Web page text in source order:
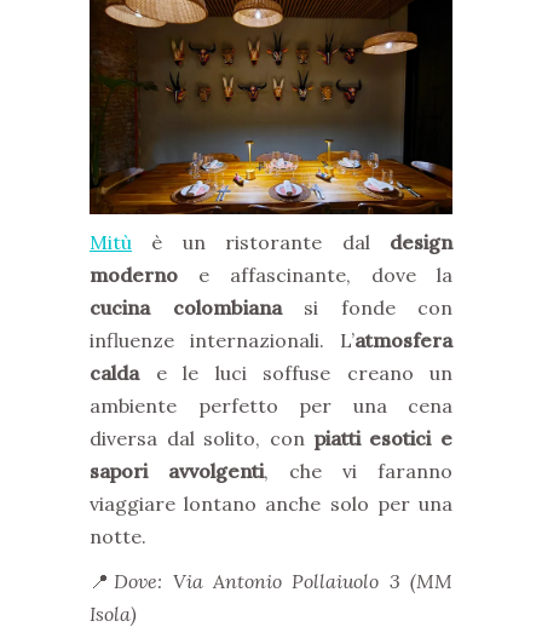
Mitù è un ristorante dal design
moderno e affascinante, dove la
cucina colombianasi fonde con
influenze internazionali. L’atmosfera
caldae le luci soffuse creano un
ambiente perfetto per una cena
diversa dal solito, con piatti esotici e
sapori avvolgenti, che vi faranno
viaggiare lontano anche solo per una
notte.
📍 Dove: Via Antonio Pollaiuolo 3 (MM
Isola)